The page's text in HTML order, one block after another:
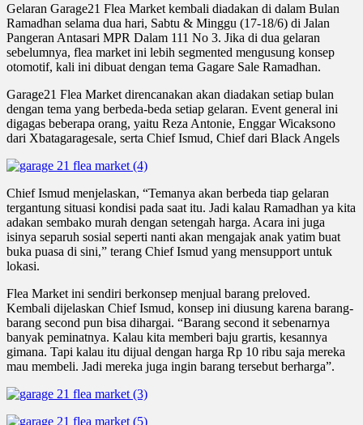
Gelaran Garage21 Flea Market kembali diadakan di dalam Bulan
Ramadhan selama dua hari, Sabtu & Minggu (17-18/6) di Jalan
Pangeran Antasari MPR Dalam 111 No 3. Jika di dua gelaran
sebelumnya, flea market ini lebih segmented mengusung konsep
otomotif, kali ini dibuat dengan tema Gagare Sale Ramadhan.
Garage21 Flea Market direncanakan akan diadakan setiap bulan
dengan tema yang berbeda-beda setiap gelaran. Event general ini
digagas beberapa orang, yaitu Reza Antonie, Enggar Wicaksono
dari Xbatagaragesale, serta Chief Ismud, Chief dari Black Angels
Chief Ismud menjelaskan, “Temanya akan berbeda tiap gelaran
tergantung situasi kondisi pada saat itu. Jadi kalau Ramadhan ya kita
adakan sembako murah dengan setengah harga. Acara ini juga
isinya separuh sosial seperti nanti akan mengajak anak yatim buat
buka puasa di sini,” terang Chief Ismud yang mensupport untuk
lokasi.
Flea Market ini sendiri berkonsep menjual barang preloved.
Kembali dijelaskan Chief Ismud, konsep ini diusung karena barang-
barang second pun bisa dihargai. “Barang second it sebenarnya
banyak peminatnya. Kalau kita memberi baju grartis, kesannya
gimana. Tapi kalau itu dijual dengan harga Rp 10 ribu saja mereka
mau membeli. Jadi mereka juga ingin barang tersebut berharga”.